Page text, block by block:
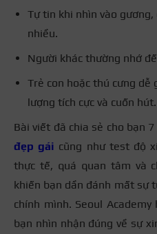
Tự tin khi nhìn vào
nhiều.
Người khác thường nhớ
Trẻ con hoặc thú cưng dễ
lượng tích cực và cuốn hút.
Bài viết đã chia sẻ cho bạn 7
đẹp gái cũng như test độ
thực tế, quá quan tâm và
khiến bạn dần đánh mất sự
chính mình. Seoul
bạn nhìn nhận đúng về sự